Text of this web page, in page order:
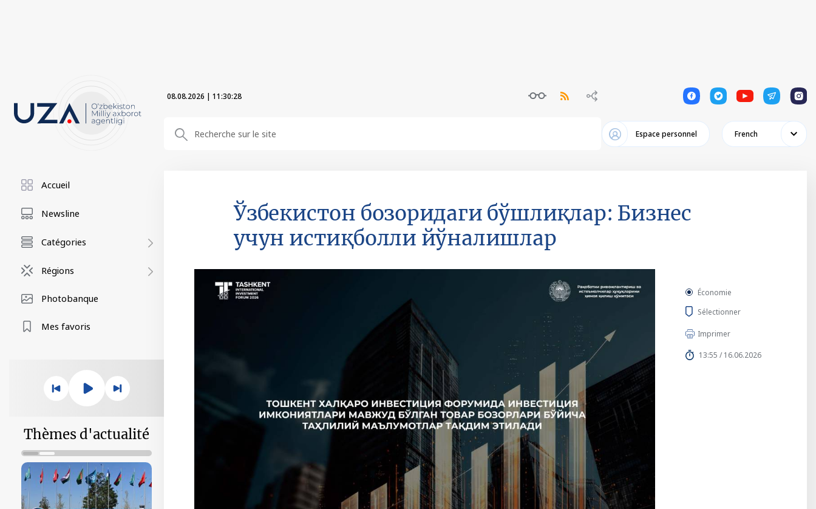
08.08.2026 | 11:30:29 1 1 1 1 1
Espace personnel French
Accueil
Newsline
Catégories
Régions
Photobanque
Mes favoris
Thèmes d'actualité
Ўзбекистон бозоридаги бўшлиқлар: Бизнес
учун истиқболли йўналишлар
Économie
Sélectionner
Imprimer
13:55 / 16.06.2026